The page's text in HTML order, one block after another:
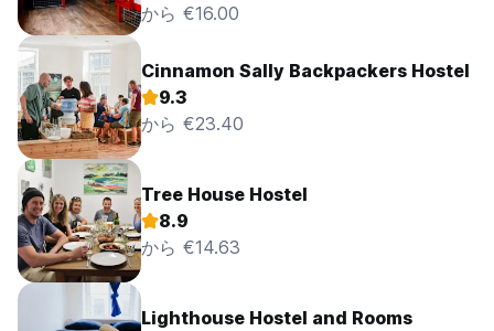
から €16.00
Cinnamon Sally Backpackers Hostel
9.3
から €23.40
Tree House Hostel
8.9
から €14.63
Lighthouse Hostel and Rooms